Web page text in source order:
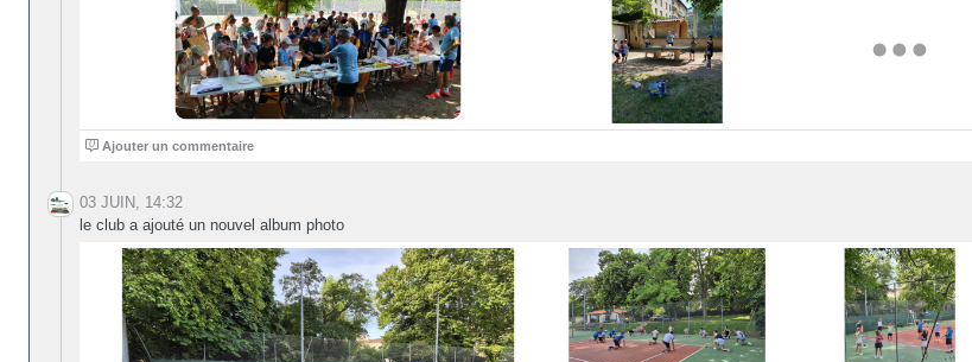
0 Ajouter un commentaire
03 JUIN, 14:32
le club a ajouté un nouvel album photo